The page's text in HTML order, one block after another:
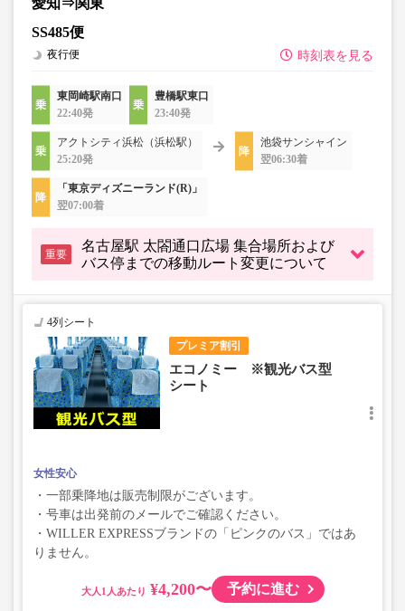
愛知⇒関東
SS485便
時刻表を見る
夜行便
東岡崎駅南口
22:40発
豊橋駅東口
23:40発
アクトシティ浜松（浜松駅）
25:20発
池袋サンシャイン
翌06:30着
「東京ディズニーランド(R)」
翌07:00着
重要
名古屋駅 太閤通口広場 集合場所および
バス停までの移動ルート変更について
プレミア割引
4列シート
エコノミー ※観光バス型
シート
女性安心
・一部乗降地は販売制限がございます。
・号車は出発前のメールでご確認ください。
・WILLER EXPRESSブランドの「ピンクのバス」ではあ
りません。
大人 ¥4,200〜 予約に進む